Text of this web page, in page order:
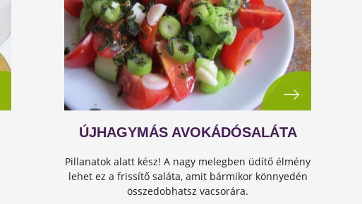
ÚJHAGYMÁS AVOKÁDÓSALÁTA
Pillanatok alatt kész! A nagy melegben üdítő élmény
lehet ez a frissítő saláta, amit bármikor könnyedén
összedobhatsz vacsorára.